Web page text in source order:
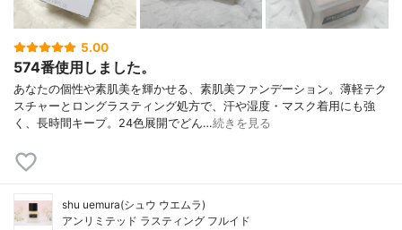
5.00
574番使用しました。
あなたの個性や素肌美を輝かせる、素肌美ファンデーション。薄軽テク
スチャーとロングラスティング処方で、汗や湿度・マスク着用にも強
く、長時間キープ。24色展開でどん…続きを見る
shu uemura(シュウ ウエムラ)
アンリミテッド ラスティング フルイド